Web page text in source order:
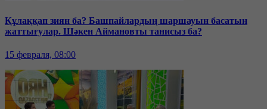
Құлаққап зиян ба? Башпайлардың шаршауын басатын
жаттығулар. Шәкен Аймановты танисыз ба?
15 февраля, 08:00